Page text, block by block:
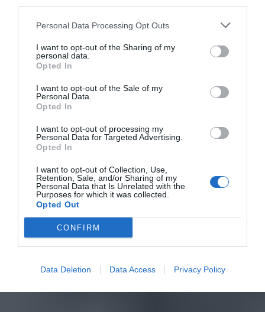
Personal Data Processing Opt Outs
I want to opt-out of the Sharing of my
personal data.
Opted In
I want to opt-out of the Sale of my
Personal Data.
Opted In
I want to opt-out of processing my
Personal Data for Targeted Advertising.
Opted In
I want to opt-out of Collection, Use,
Retention, Sale, and/or Sharing of my
Personal Data that Is Unrelated with the
Purposes for which it was collected.
Opted Out
CONFIRM
Data Deletion Data Access Privacy Policy